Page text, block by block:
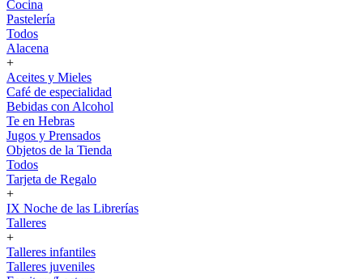
Cocina
Pastelería
Todos
Alacena
+
Aceites y Mieles
Café de especialidad
Bebidas con Alcohol
Te en Hebras
Jugos y Prensados
Objetos de la Tienda
Todos
Tarjeta de Regalo
+
IX Noche de las Librerías
Talleres
+
Talleres infantiles
Talleres juveniles